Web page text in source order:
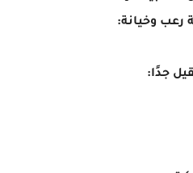
رعب وخيانة:
جدًا: